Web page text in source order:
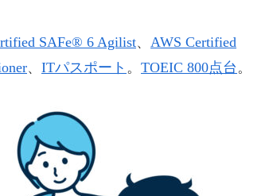
SAFe® 6 Agilist、 AWS Certified
、 ITパスポート 。 TOEIC 800点台 。